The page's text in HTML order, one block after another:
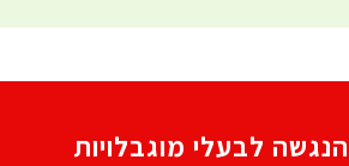
לבעלי מוגבלויות